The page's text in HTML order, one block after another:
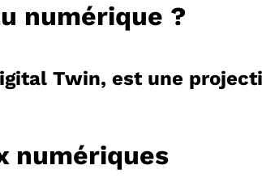
numérique ?
Twin, est une
numériques